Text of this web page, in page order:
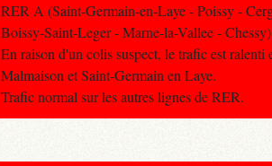
RER A (Saint-Germain-en-Laye - Poissy -
Boissy-Saint-Leger - Marne-la-Vallee -
En raison d'un colis suspect, le trafic est ralenti
Malmaison et Saint-Germain en Laye.
Trafic normal sur les autres lignes de RER.